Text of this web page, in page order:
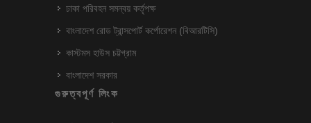
ঢাকা পরিবহন সমন্বয় কর্তৃপক্ষ
বাংলাদেশ রোড ট্রান্সপোর্ট কর্পোরেশন (বিআরটিসি)
কাস্টমস হাউস চট্টগ্রাম
বাংলাদেশ সরকার
গুরুত্বপূর্ণ লিংক